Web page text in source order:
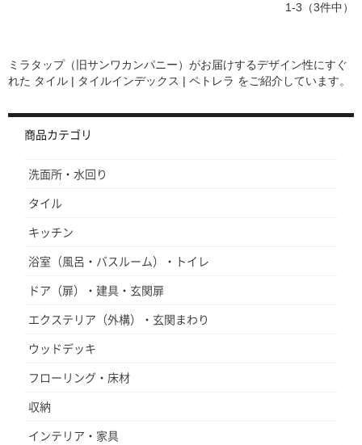
1-3（3件中）
ミラタップ（旧サンワカンパニー）がお届けするデザイン性にすぐ
れた タイル | タイルインデックス | ペトレラ をご紹介しています。
商品カテゴリ
洗面所・水回り
タイル
キッチン
浴室（風呂・バスルーム）・トイレ
ドア（扉）・建具・玄関扉
エクステリア（外構）・玄関まわり
ウッドデッキ
フローリング・床材
収納
インテリア・家具